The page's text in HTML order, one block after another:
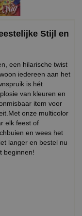
Stijl en
een hilarische twist
iedereen aan het
is hét
van kleuren en
item voor
onze multicolor
elk feest of
en wees het
langer en bestel nu
beginnen!